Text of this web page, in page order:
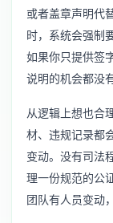
或者盖章声明代
时，系统会强制
如果你只提供签
说明的机会都没有
从逻辑上想也合
材、违规记录都
变动。没有司法
理一份规范的公
团队有人员变动